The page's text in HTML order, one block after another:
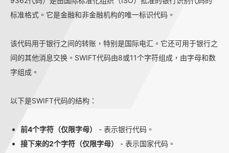
标准格式。它是金融和非金融机构的唯一标识代码。
该代码用于银行之间的转账，特别是国际电汇。它还可用于银行之
间的其他消息交换。SWIFT代码由8或11个字符组成，由字母和数
字组成。
以下是SWIFT代码的结构：
前4个字符（仅限字母）
- 表示银行代码。
接下来的2个字符（仅限字母）
- 表示国家代码。